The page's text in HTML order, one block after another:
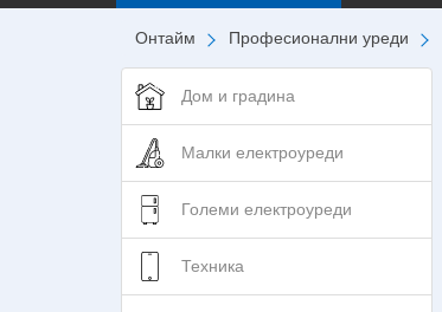
Онтайм Професионални уреди
Дом и градина
Малки електроуреди
Големи електроуреди
Техника